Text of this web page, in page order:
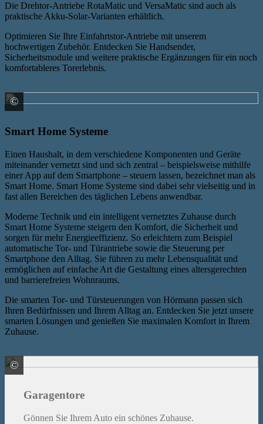
Die Drehtor-Antriebe RotaMatic und VersaMatic sind auch als
praktische Akku-Solar-Varianten erhältlich.
Optimieren Sie Ihre Einfahrtstor-Antriebe mit unserem
hochwertigen Zubehör. Entdecken Sie Handsender,
Sicherheitsmodule und weitere praktische Ergänzungen für ein noch
komfortableres Torerlebnis.
© HÖRMANN KG Verkaufsgesellschaft
Smart Home Systeme
Einen Haushalt, in dem verschiedene Komponenten und Geräte
miteinander vernetzt sind und sich zentral – beispielsweise mithilfe
einer App auf dem Smartphone – steuern lassen, bezeichnet man als
Smart Home. Smart Home Systeme sind dabei sehr vielseitig und in
fast allen Bereichen des täglichen Lebens anwendbar.
Moderne Technik und ein intelligent vernetztes Zuhause durch
Smart Home Systeme steigern den Komfort, die Sicherheit und
sorgen für mehr Energieeffizienz. So erleichtern zum Beispiel
automatische Tor- und Türantriebe sowie die Steuerung per
Smartphone den Alltag. Sie führen zu mehr Lebensqualität und
ermöglichen auf einfache Art die Gestaltung eines altersgerechten
und barrierefreien Wohnraums.
Die smarten Tor- und Türsteuerungen von Hörmann passen sich
Ihren Bedürfnissen und Ihrem Alltag an. Entdecken Sie jetzt unsere
smarten Lösungen und genießen Sie maximalen Komfort in Ihrem
Zuhause.
© HÖRMANN KG Verkaufsgesellschaft
Garagentore
Gönnen Sie Ihrem Auto ein schönes Zuhause.